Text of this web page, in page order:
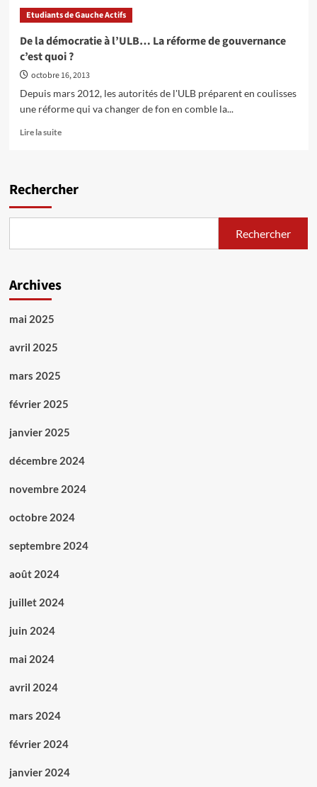
Retour
sur
nouvelle
gouvernance
à
Etudiants de Gauche Actifs
De la démocratie à l’ULB… La réforme de gouvernance
c’est quoi ?
octobre 16, 2013
Depuis mars 2012, les autorités de l'ULB préparent en coulisses
une réforme qui va changer de fon en comble la...
Lire la suiteEn
De
la
La
gouvernance
Rechercher
Rechercher
Archives
mai 2025
avril 2025
mars 2025
février 2025
janvier 2025
décembre 2024
novembre 2024
octobre 2024
septembre 2024
août 2024
juillet 2024
juin 2024
mai 2024
avril 2024
mars 2024
février 2024
janvier 2024